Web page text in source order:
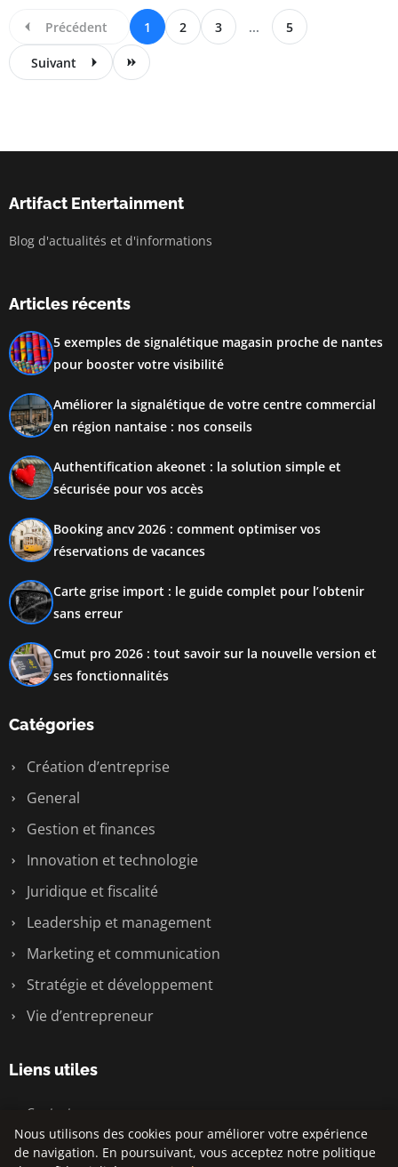
Précédent 1 2 3 ... 5
Suivant
Artifact Entertainment
Blog d'actualités et d'informations
Articles récents
5 exemples de signalétique magasin proche de nantes
pour booster votre visibilité
Améliorer la signalétique de votre centre commercial
en région nantaise : nos conseils
Authentification akeonet : la solution simple et
sécurisée pour vos accès
Booking ancv 2026 : comment optimiser vos
réservations de vacances
Carte grise import : le guide complet pour l’obtenir
sans erreur
Cmut pro 2026 : tout savoir sur la nouvelle version et
ses fonctionnalités
Catégories
Création d’entreprise
General
Gestion et finances
Innovation et technologie
Juridique et fiscalité
Leadership et management
Marketing et communication
Stratégie et développement
Vie d’entrepreneur
Liens utiles
Contact
Nous utilisons des cookies pour améliorer votre expérience
de navigation. En poursuivant, vous acceptez notre politique